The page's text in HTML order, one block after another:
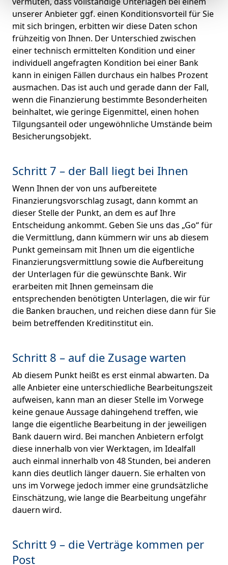
unserer Anbieter ggf. einen Konditionsvorteil für Sie
mit sich bringen, erbitten wir diese Daten schon
frühzeitig von Ihnen. Der Unterschied zwischen
einer technisch ermittelten Kondition und einer
individuell angefragten Kondition bei einer Bank
kann in einigen Fällen durchaus ein halbes Prozent
ausmachen. Das ist auch und gerade dann der Fall,
wenn die Finanzierung bestimmte Besonderheiten
beinhaltet, wie geringe Eigenmittel, einen hohen
Tilgungsanteil oder ungewöhnliche Umstände beim
Besicherungsobjekt.
Schritt 7 – der Ball liegt bei Ihnen
Wenn Ihnen der von uns aufbereitete
Finanzierungsvorschlag zusagt, dann kommt an
dieser Stelle der Punkt, an dem es auf Ihre
Entscheidung ankommt. Geben Sie uns das „Go“ für
die Vermittlung, dann kümmern wir uns ab diesem
Punkt gemeinsam mit Ihnen um die eigentliche
Finanzierungsvermittlung sowie die Aufbereitung
der Unterlagen für die gewünschte Bank. Wir
erarbeiten mit Ihnen gemeinsam die
entsprechenden benötigten Unterlagen, die wir für
die Banken brauchen, und reichen diese dann für Sie
beim betreffenden Kreditinstitut ein.
Schritt 8 – auf die Zusage warten
Ab diesem Punkt heißt es erst einmal abwarten. Da
alle Anbieter eine unterschiedliche Bearbeitungszeit
aufweisen, kann man an dieser Stelle im Vorwege
keine genaue Aussage dahingehend treffen, wie
lange die eigentliche Bearbeitung in der jeweiligen
Bank dauern wird. Bei manchen Anbietern erfolgt
diese innerhalb von vier Werktagen, im Idealfall
auch einmal innerhalb von 48 Stunden, bei anderen
kann dies deutlich länger dauern. Sie erhalten von
uns im Vorwege jedoch immer eine grundsätzliche
Einschätzung, wie lange die Bearbeitung ungefähr
dauern wird.
Schritt 9 – die Verträge kommen per
Post